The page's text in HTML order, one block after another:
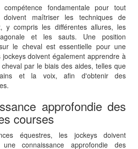
fondamentale pour tout
doivent maîtriser les techniques de
y compris les différentes allures, les
et les sauts. Une position
le cheval est essentielle pour une
doivent également apprendre à
par le biais des aides, telles que
et la voix, afin d'obtenir des
approfondie des
courses
équestres, les jockeys doivent
connaissance approfondie des